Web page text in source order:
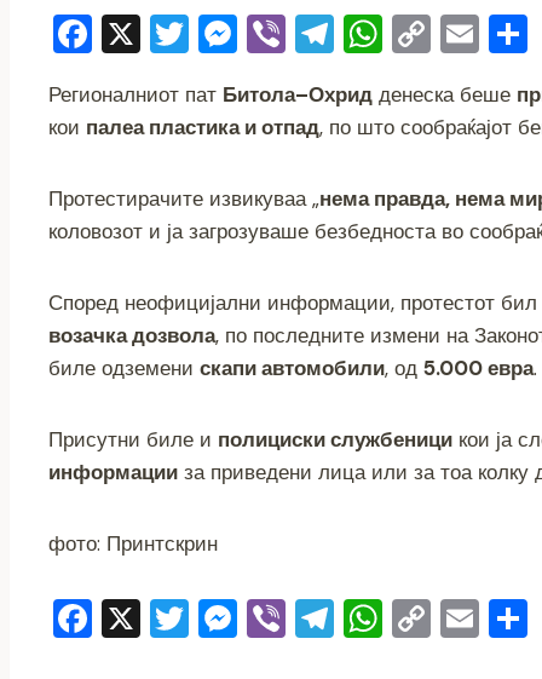
F
c
e
b
o
k
X T
tt
er
M
ss
e
n
g
Vi
er
T
e
gr
a
m
W
at
s
A
p
C
p
y
Li
n
E
ai
l
Регионалниот пат Битола–Охрид денеска беше
кои палеа пластика и отпад, по што сообраќајот
Протестирачите извикуваа „нема правда, нема
коловозот и ја загрозуваше безбедноста во
Според неофицијални информации, протестот бил
возачка дозвола, по последните измени на
биле одземени скапи автомобили, од 5.000 евра.
Присутни биле и полициски службеници кои ја
информации за приведени лица или за тоа колку
фото: Принтскрин
F X T M Vi T W C E